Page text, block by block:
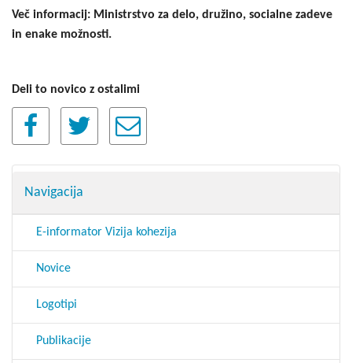
Več informacij: Ministrstvo za delo, družino, socialne zadeve
in enake možnosti.
Deli to novico z ostalimi
Navigacija
E-informator Vizija kohezija
Novice
Logotipi
Publikacije